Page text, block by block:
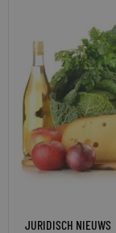
JURIDISCH NIEUWS